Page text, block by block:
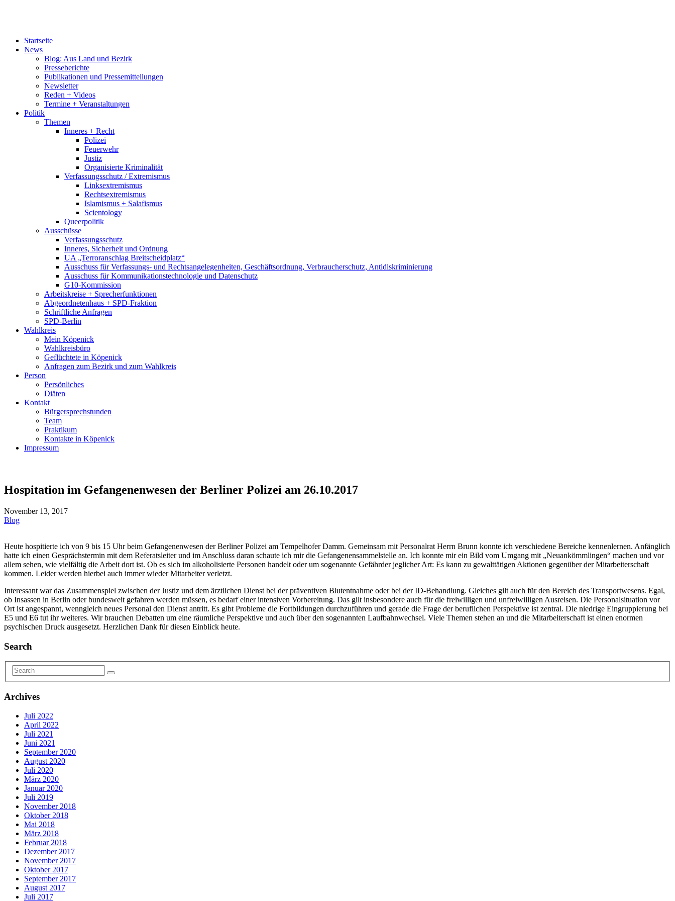
Startseite
News
Blog: Aus Land und Bezirk
Presseberichte
Publikationen und Pressemitteilungen
Newsletter
Reden + Videos
Termine + Veranstaltungen
Politik
Themen
Inneres + Recht
Polizei
Feuerwehr
Justiz
Organisierte Kriminalität
Verfassungsschutz / Extremismus
Linksextremismus
Rechtsextremismus
Islamismus + Salafismus
Scientology
Queerpolitik
Ausschüsse
Verfassungsschutz
Inneres, Sicherheit und Ordnung
UA „Terroranschlag Breitscheidplatz“
Ausschuss für Verfassungs- und Rechtsangelegenheiten, Geschäftsordnung, Verbraucherschutz, Antidiskriminierung
Ausschuss für Kommunikationstechnologie und Datenschutz
G10-Kommission
Arbeitskreise + Sprecherfunktionen
Abgeordnetenhaus + SPD-Fraktion
Schriftliche Anfragen
SPD-Berlin
Wahlkreis
Mein Köpenick
Wahlkreisbüro
Geflüchtete in Köpenick
Anfragen zum Bezirk und zum Wahlkreis
Person
Persönliches
Diäten
Kontakt
Bürgersprechstunden
Team
Praktikum
Kontakte in Köpenick
Impressum
Hospitation im Gefangenenwesen der Berliner Polizei am 26.10.2017
November 13, 2017
Blog
Heute hospitierte ich von 9 bis 15 Uhr beim Gefangenenwesen der Berliner Polizei am Tempelhofer Damm. Gemeinsam mit Personalrat Herrn Brunn konnte ich verschiedene Bereiche kennenlernen. Anfänglich
hatte ich einen Gesprächstermin mit dem Referatsleiter und im Anschluss daran schaute ich mir die Gefangenensammelstelle an. Ich konnte mir ein Bild vom Umgang mit „Neuankömmlingen“ machen und vor
allem sehen, wie vielfältig die Arbeit dort ist. Ob es sich im alkoholisierte Personen handelt oder um sogenannte Gefährder jeglicher Art: Es kann zu gewalttätigen Aktionen gegenüber der Mitarbeiterschaft
kommen. Leider werden hierbei auch immer wieder Mitarbeiter verletzt.
Interessant war das Zusammenspiel zwischen der Justiz und dem ärztlichen Dienst bei der präventiven Blutentnahme oder bei der ID-Behandlung. Gleiches gilt auch für den Bereich des Transportwesens. Egal,
ob Insassen in Berlin oder bundesweit gefahren werden müssen, es bedarf einer intensiven Vorbereitung. Das gilt insbesondere auch für die freiwilligen und unfreiwilligen Ausreisen. Die Personalsituation vor
Ort ist angespannt, wenngleich neues Personal den Dienst antritt. Es gibt Probleme die Fortbildungen durchzuführen und gerade die Frage der beruflichen Perspektive ist zentral. Die niedrige Eingruppierung bei
E5 und E6 tut ihr weiteres. Wir brauchen Debatten um eine räumliche Perspektive und auch über den sogenannten Laufbahnwechsel. Viele Themen stehen an und die Mitarbeiterschaft ist einen enormen
psychischen Druck ausgesetzt. Herzlichen Dank für diesen Einblick heute.
Search
Archives
Juli 2022
April 2022
Juli 2021
Juni 2021
September 2020
August 2020
Juli 2020
März 2020
Januar 2020
Juli 2019
November 2018
Oktober 2018
Mai 2018
März 2018
Februar 2018
Dezember 2017
November 2017
Oktober 2017
September 2017
August 2017
Juli 2017